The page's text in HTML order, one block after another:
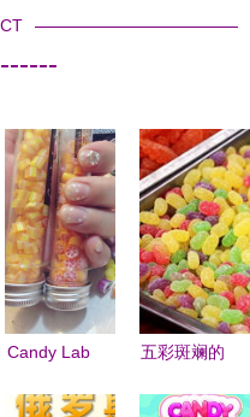
Candy Lab
五彩斑斓的